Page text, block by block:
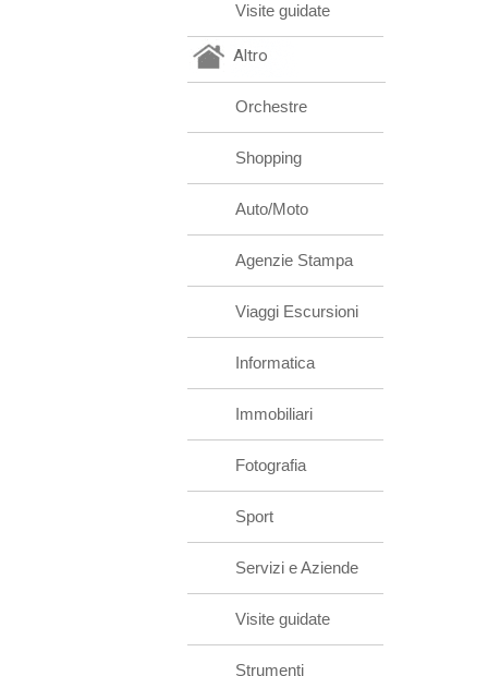
Visite guidate
Altro
Orchestre
Shopping
Auto/Moto
Agenzie Stampa
Viaggi Escursioni
Informatica
Immobiliari
Fotografia
Sport
Servizi e Aziende
Visite guidate
Strumenti